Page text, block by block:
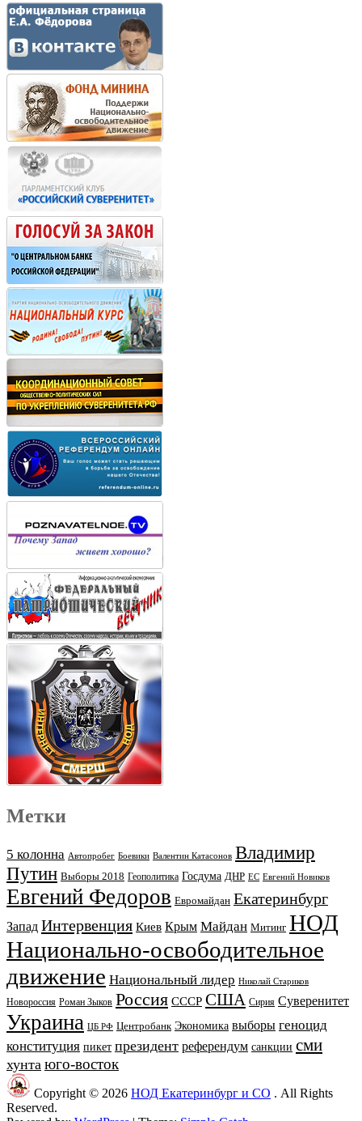
Метки
5 колонна Автопробег Боевики Валентин Катасонов Владимир
Путин Выборы 2018 Геополитика Госдума ДНР ЕС Евгений Новиков
Евгений Федоров Евромайдан Екатеринбург
Запад Интервенция Киев Крым Майдан Митинг НОД
Национально-освободительное
движение Национальный лидер Николай Стариков
Новороссия Роман Зыков Россия СССР США Сирия Суверенитет
Украина ЦБ РФ Центробанк Экономика выборы геноцид
конституция пикет президент референдум санкции сми
хунта юго-восток
Copyright © 2026 НОД Екатеринбург и СО . All Rights
Reserved.